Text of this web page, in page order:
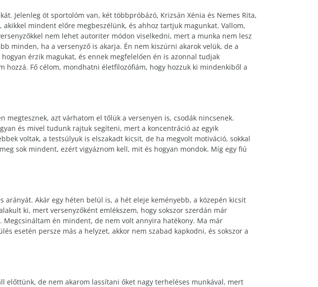
Jelenleg öt sportolóm van, két többpróbázó, Krizsán Xénia és Nemes Rita,
mindent előre megbeszélünk, és ahhoz tartjuk magunkat. Vallom,
nem lehet autoriter módon viselkedni, mert a munka nem lesz
minden, ha a versenyző is akarja. Én nem kiszúrni akarok velük, de a
érzik magukat, és ennek megfelelően én is azonnal tudjak
Fő célom, mondhatni életfilozófiám, hogy hozzuk ki mindenkiből a
megtesznek, azt várhatom el tőlük a versenyen is, csodák nincsenek.
és mivel tudunk rajtuk segíteni, mert a koncentráció az egyik
voltak, a testsúlyuk is elszakadt kicsit, de ha megvolt motiváció, sokkal
sok mindent, ezért vigyáznom kell, mit és hogyan mondok. Míg egy fiú
Akár egy héten belül is, a hét eleje keményebb, a közepén kicsit
ki, mert versenyzőként emlékszem, hogy sokszor szerdán már
Megcsináltam én mindent, de nem volt annyira hatékony. Ma már
esetén persze más a helyzet, akkor nem szabad kapkodni, és sokszor a
előttünk, de nem akarom lassítani őket nagy terheléses munkával, mert